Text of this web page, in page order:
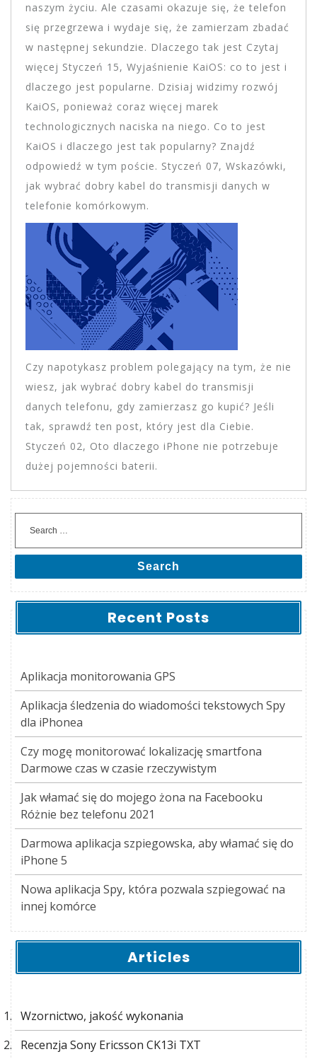
naszym życiu. Ale czasami okazuje się, że telefon
się przegrzewa i wydaje się, że zamierzam zbadać
w następnej sekundzie. Dlaczego tak jest Czytaj
więcej Styczeń 15, Wyjaśnienie KaiOS: co to jest i
dlaczego jest popularne. Dzisiaj widzimy rozwój
KaiOS, ponieważ coraz więcej marek
technologicznych naciska na niego. Co to jest
KaiOS i dlaczego jest tak popularny? Znajdź
odpowiedź w tym poście. Styczeń 07, Wskazówki,
jak wybrać dobry kabel do transmisji danych w
telefonie komórkowym.
Czy napotykasz problem polegający na tym, że nie
wiesz, jak wybrać dobry kabel do transmisji
danych telefonu, gdy zamierzasz go kupić? Jeśli
tak, sprawdź ten post, który jest dla Ciebie.
Styczeń 02, Oto dlaczego iPhone nie potrzebuje
dużej pojemności baterii.
Search
Recent Posts
Aplikacja monitorowania GPS
Aplikacja śledzenia do wiadomości tekstowych Spy
dla iPhonea
Czy mogę monitorować lokalizację smartfona
Darmowe czas w czasie rzeczywistym
Jak włamać się do mojego żona na Facebooku
Różnie bez telefonu 2021
Darmowa aplikacja szpiegowska, aby włamać się do
iPhone 5
Nowa aplikacja Spy, która pozwala szpiegować na
innej komórce
Articles
Wzornictwo, jakość wykonania
Recenzja Sony Ericsson CK13i TXT